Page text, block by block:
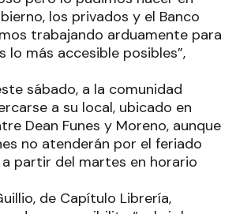
los privados y el Banco
trabajando arduamente para
lo más accesible posibles”,
sábado, a la comunidad
a su local, ubicado en
Dean Funes y Moreno, aunque
no atenderán por el feriado
partir del martes en horario
de Capítulo Librería,